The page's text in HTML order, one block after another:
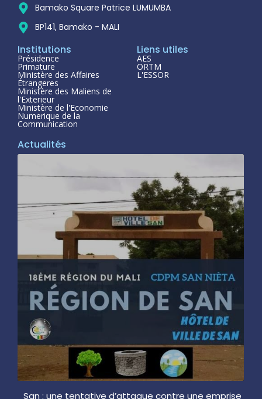
Bamako Square Patrice LUMUMBA
BP141, Bamako - MALI
Institutions
Présidence
Primature
Ministère des Affaires
Étrangeres
Ministère des Maliens de
l'Exterieur
Ministère de l'Economie
Numerique de la
Communication
Liens utiles
AES
ORTM
L'ESSOR
Actualités
San : une tentative d’attaque contre une emprise